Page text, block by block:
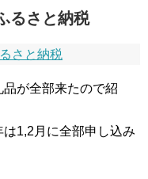
るさと納税
さと納税
が全部来たので紹
1,2月に全部申し込み